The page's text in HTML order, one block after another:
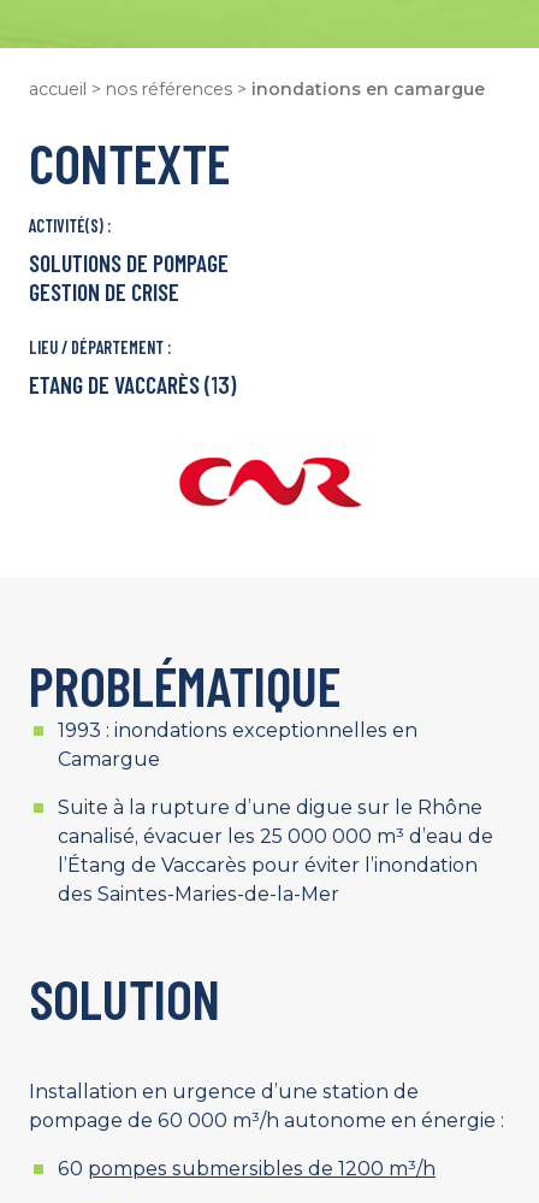
Tours
Lille
Notre Plaquette
Qui Sommes-Nous ?
Notre École de Formation
Nous Rejoindre
accueil > nos références > inondations en camargue
CONTEXTE
ACTIVITÉ(S) :
SOLUTIONS DE POMPAGE
GESTION DE CRISE
LIEU / DÉPARTEMENT :
ETANG DE VACCARÈS (13)
PROBLÉMATIQUE
1993 : inondations exceptionnelles en
Camargue
Suite à la rupture d’une digue sur le Rhône
canalisé, évacuer les 25 000 000 m³ d’eau de
l’Étang de Vaccarès pour éviter l’inondation
des Saintes-Maries-de-la-Mer
SOLUTION
Installation en urgence d’une station de
pompage de 60 000 m³/h autonome en énergie :
60 pompes submersibles de 1200 m³/h